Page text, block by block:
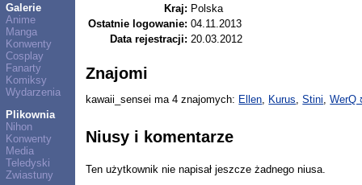
Galerie
Anime
Manga
Konwenty
Cosplay
Fanarty
Komiksy
Wydarzenia
Plikownia
Nihon
Konwenty
Media
Teledyski
Zwiastuny
Kraj: Polska
Ostatnie logowanie: 04.11.2013
Data rejestracji: 20.03.2012
Znajomi
kawaii_sensei ma 4 znajomych: Ellen, Kurus,Stini,WerQ
Niusy i komentarze
Ten użytkownik nie napisał jeszcze żadnego niusa.